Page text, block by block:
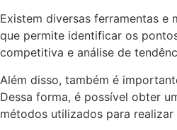
Existem diversas ferramentas e
que permite identificar os
competitiva e análise de
Além disso, também é
Dessa forma, é possível obter
métodos utilizados para